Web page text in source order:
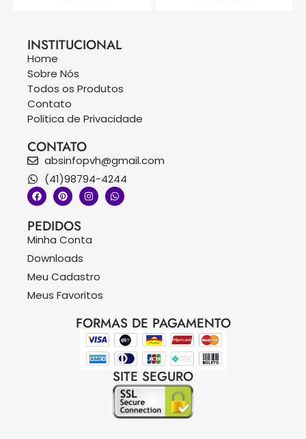
INSTITUCIONAL
Home
Sobre Nós
Todos os Produtos
Contato
Politica de Privacidade
CONTATO
absinfopvh@gmail.com
(41)98794-4244
PEDIDOS
Minha Conta
Downloads
Meu Cadastro
Meus Favoritos
FORMAS DE PAGAMENTO
SITE SEGURO